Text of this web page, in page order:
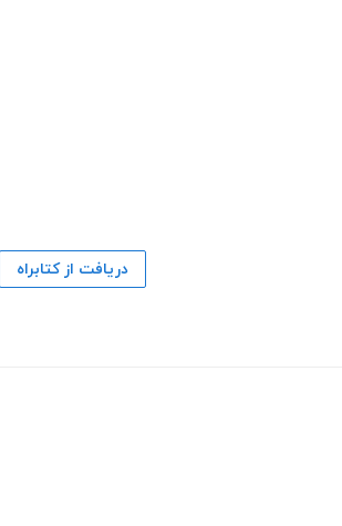
دریافت از کتابراه